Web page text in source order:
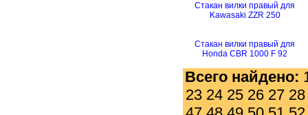
Стакан вилки правый для
Kawasaki ZZR 250
Стакан вилки правый для
Honda CBR 1000 F 92
Всего найдено:
23 24 25 26 27 28